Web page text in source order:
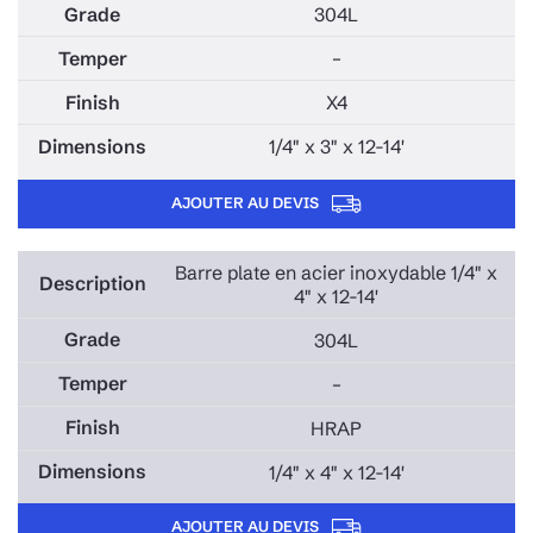
304L
–
X4
1/4" x 3" x 12-14'
AJOUTER AU DEVIS
Barre plate en acier inoxydable 1/4" x
4" x 12-14'
304L
–
HRAP
1/4" x 4" x 12-14'
AJOUTER AU DEVIS